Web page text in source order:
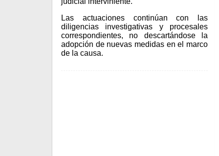
Las actuaciones continúan con las
diligencias investigativas y procesales
correspondientes, no descartándose la
adopción de nuevas medidas en el marco
de la causa.